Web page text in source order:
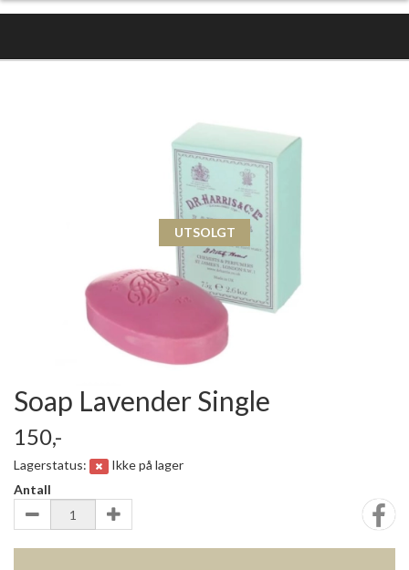
UTSOLGT
Soap Lavender Single
150,-
Lagerstatus:
Ikke på lager
Antall